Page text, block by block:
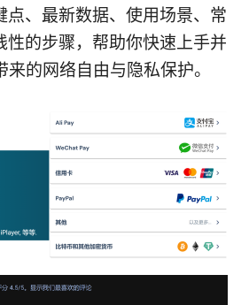
点、最新数据、使用场景、常
性的步骤，帮助你快速上手并
的网络自由与隐私保护。